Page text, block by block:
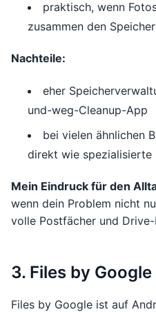
praktisch, wenn
zusammen den
Nachteile:
eher
und-weg-Cleanup-App
bei vielen ähnlichen
direkt wie spezialisierte
Mein Eindruck für den
wenn dein Problem nicht
volle Postfächer und Drive-
3. Files by Google
Files by Google ist auf